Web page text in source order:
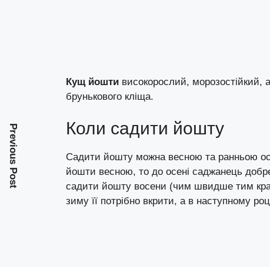
Кущ йошти високорослий, морозостійкий,
брунькового кліща.
Коли садити йошту
Садити йошту можна весною та ранньою
йошти весною, то до осені саджанець
садити йошту восени (чим швидше тим
зиму її потрібно вкрити, а в наступному
Previous Post